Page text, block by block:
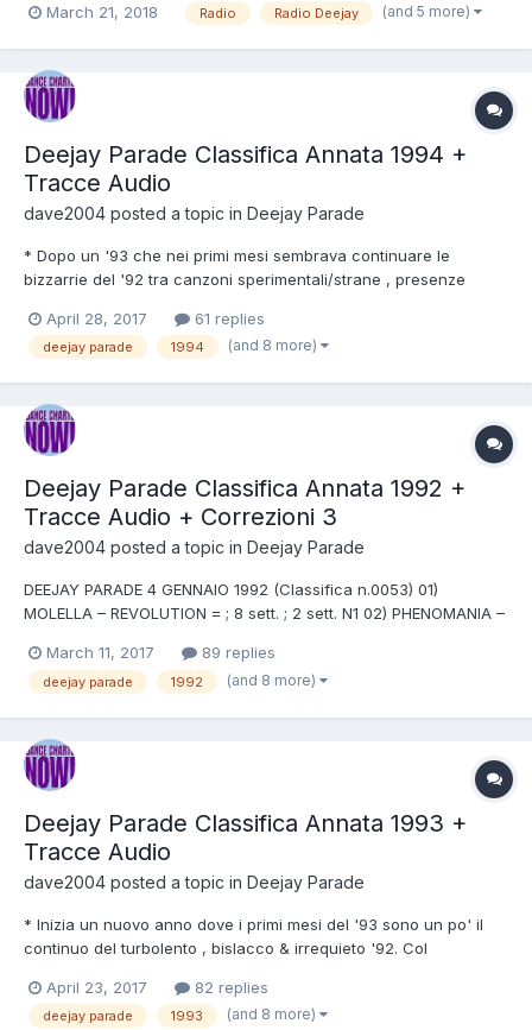
Parade". Qualcuno di voi potrebbe essere così gentile di farmi
March 21, 2018 Radio Radio Deejay (and 5 more)
Deejay Parade Classifica Annata 1994 +
Tracce Audio
dave2004 posted a topic in Deejay Parade
* Dopo un '93 che nei primi mesi sembrava continuare le
bizzarrie del '92 tra canzoni sperimentali/strane , presenze
degli Snap con ritardo riesce a dare i suoi frutti e nasce
l'Eurodance. Culture Beat , Haddaway , Joy Salinas , Aladi...
April 28, 2017 61 replies
deejay parade 1994 (and 8 more)
Deejay Parade Classifica Annata 1992 +
Tracce Audio + Correzioni 3
dave2004 posted a topic in Deejay Parade
DEEJAY PARADE 4 GENNAIO 1992 (Classifica n.0053) 01)
MOLELLA – REVOLUTION = ; 8 sett. ; 2 sett. N1 02) PHENOMANIA –
DEAD [Original Mix With Rap] = ; 12 sett. ; 4 sett. N1 04) SPEEDY J
– PULL OVER = ; 4 sett. 05) D.J. P.C. – INSSOMNI...
March 11, 2017 89 replies
deejay parade 1992 (and 8 more)
Deejay Parade Classifica Annata 1993 +
Tracce Audio
dave2004 posted a topic in Deejay Parade
* Inizia un nuovo anno dove i primi mesi del '93 sono un po' il
continuo del turbolento , bislacco & irrequieto '92. Col
novantudiano cederanno il posto a una progressiva stabilità e
alla nascita di un genere che esploderà in tutta europa...
April 23, 2017 82 replies
deejay parade 1993 (and 8 more)